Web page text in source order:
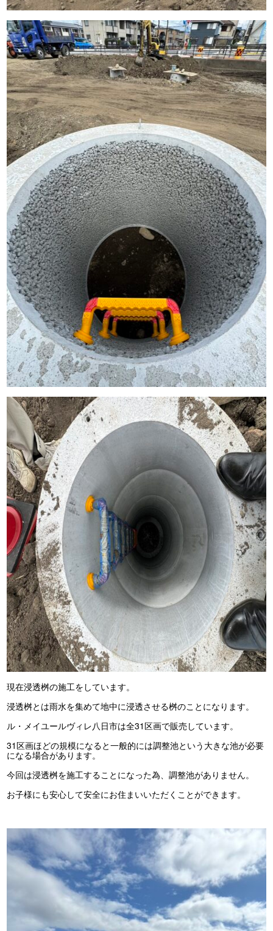
現在浸透桝の施工をしています。
浸透桝とは雨水を集めて地中に浸透させる桝のことになります。
ル・メイユールヴィレ八日市は全31区画で販売しています。
31区画ほどの規模になると一般的には調整池という大きな池が必要
になる場合があります。
今回は浸透桝を施工することになった為、調整池がありません。
お子様にも安心して安全にお住まいいただくことができます。